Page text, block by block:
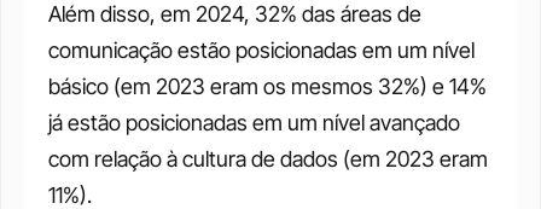
Além disso, em 2024, 32% das áreas de
comunicação estão posicionadas em um nível
básico (em 2023 eram os mesmos 32%) e 14%
já estão posicionadas em um nível avançado
com relação à cultura de dados (em 2023 eram
11%).